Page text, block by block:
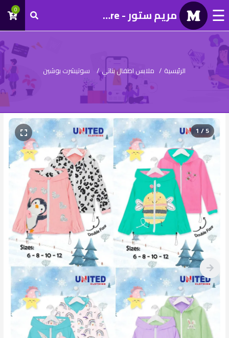
☰ مريم ستور - Mariam Store
تسجيل
دخول
0
الرئيسية / ملابس اطفال بناتي / سوتيشرت بوشين
1 / 5